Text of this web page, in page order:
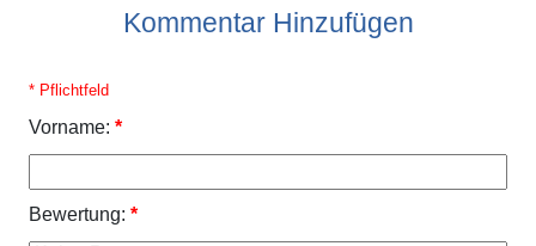
Kommentar Hinzufügen
* Pflichtfeld
Vorname: *
Bewertung: *